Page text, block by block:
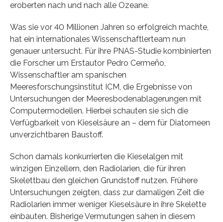
eroberten nach und nach alle Ozeane.
Was sie vor 40 Millionen Jahren so erfolgreich machte,
hat ein internationales Wissenschaftlerteam nun
genauer untersucht. Für ihre PNAS-Studie kombinierten
die Forscher um Erstautor Pedro Cermeño,
Wissenschaftler am spanischen
Meeresforschungsinstitut ICM, die Ergebnisse von
Untersuchungen der Meeresbodenablagerungen mit
Computermodellen. Hierbei schauten sie sich die
Verfügbarkeit von Kieselsäure an – dem für Diatomeen
unverzichtbaren Baustoff.
Schon damals konkurrierten die Kieselalgen mit
winzigen Einzellern, den Radiolarien, die für ihren
Skelettbau den gleichen Grundstoff nutzen. Frühere
Untersuchungen zeigten, dass zur damaligen Zeit die
Radiolarien immer weniger Kieselsäure in ihre Skelette
einbauten. Bisherige Vermutungen sahen in diesem